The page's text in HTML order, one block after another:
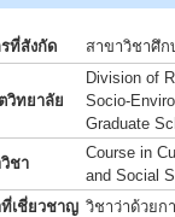
ที่สังกัด สาขาวิชาศึ
ทยาลัย
Division of
Socio-
Graduate
ชา
Course in
and Social
เชี่ยวชาญ วิชาว่าด้วย